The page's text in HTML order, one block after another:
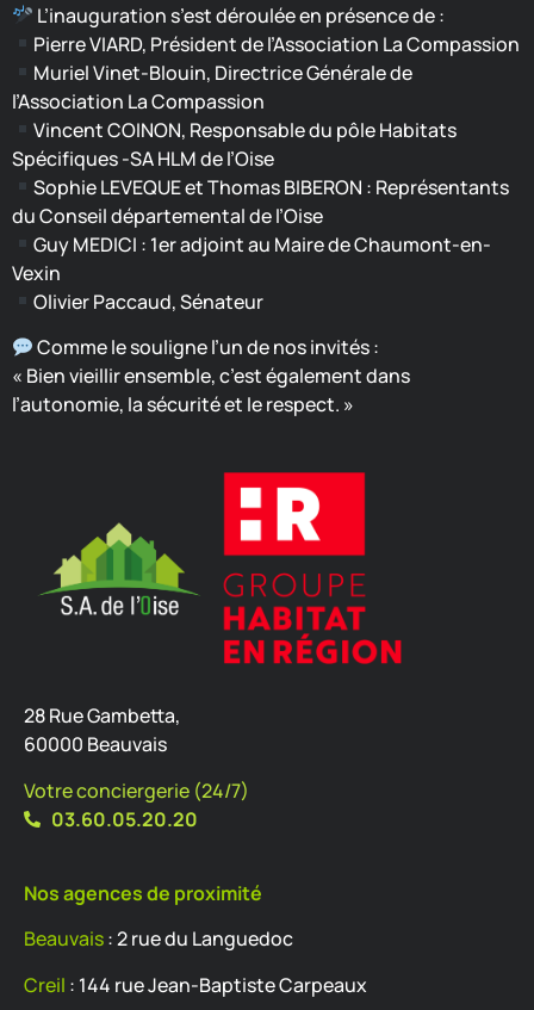
L’inauguration s’est déroulée en présence de :
Pierre VIARD, Président de l’Association La Compassion
Muriel Vinet-Blouin, Directrice Générale de
l’Association La Compassion
Vincent COINON, Responsable du pôle Habitats
Spécifiques -SA HLM de l’Oise
Sophie LEVEQUE et Thomas BIBERON : Représentants
du Conseil départemental de l’Oise
Guy MEDICI : 1er adjoint au Maire de Chaumont-en-
Vexin
Olivier Paccaud, Sénateur
Comme le souligne l’un de nos invités :
« Bien vieillir ensemble, c’est également dans
l’autonomie, la sécurité et le respect. »
28 Rue Gambetta,
60000 Beauvais
Votre conciergerie (24/7)
03.60.05.20.20
Nos agences de proximité
Beauvais: 2 rue du Languedoc
Creil : 144 rue Jean-Baptiste Carpeaux